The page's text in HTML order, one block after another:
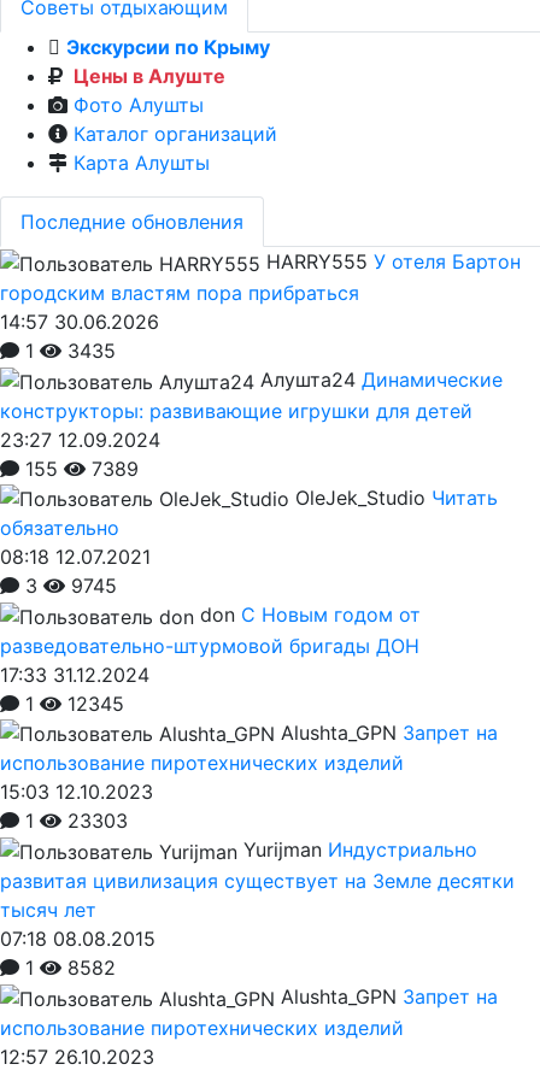
Советы отдыхающим
Экскурсии по Крыму
Цены в Алуште
Фото Алушты
Каталог организаций
Карта Алушты
Последние обновления
HARRY555 У отеля Бартон
городским властям пора прибраться
14:57 30.06.2026
1
3435
Алушта24 Динамические
конструкторы: развивающие игрушки для детей
23:27 12.09.2024
155
7389
OleJek_Studio Читать
обязательно
08:18 12.07.2021
3
9745
don С Новым годом от
разведовательно-штурмовой бригады ДОН
17:33 31.12.2024
1
12345
Alushta_GPN Запрет на
использование пиротехнических изделий
15:03 12.10.2023
1
23303
Yurijman Индустриально
развитая цивилизация существует на Земле десятки
тысяч лет
07:18 08.08.2015
1
8582
Alushta_GPN Запрет на
использование пиротехнических изделий
12:57 26.10.2023